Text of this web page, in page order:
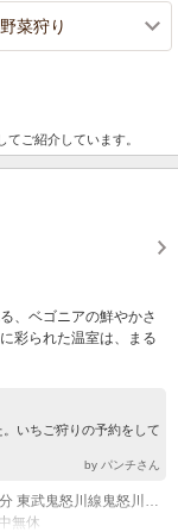
正月明けの1月から5月中旬までイチゴ狩りのおすすめ時期だ。
き、リッチな気分になれる。
菜狩り
ご紹介しています。
、ベゴニアの鮮やかさ
彩られた温室は、まる
いちご狩りの予約をして
by パンチさん
無休